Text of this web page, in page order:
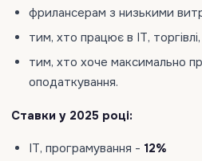
фрилансерам з низькими
тим, хто працює в ІТ, торгівлі,
тим, хто хоче максимально
оподаткування.
Ставки у 2025 році:
ІТ, програмування - 12%